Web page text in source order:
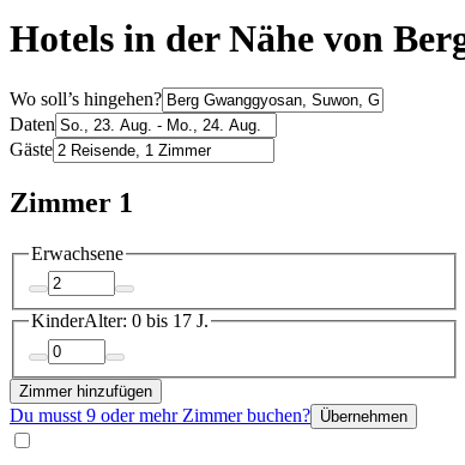
Hotels in der Nähe von
Wo soll’s hingehen?
Daten
Gäste
Zimmer 1
Erwachsene
KinderAlter: 0 bis 17 J.
Zimmer hinzufügen
Du musst 9 oder mehr Zimmer buchen? Übernehmen